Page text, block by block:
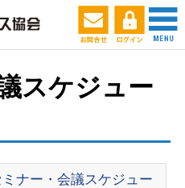
スケジュー
ナー・会議スケジュー